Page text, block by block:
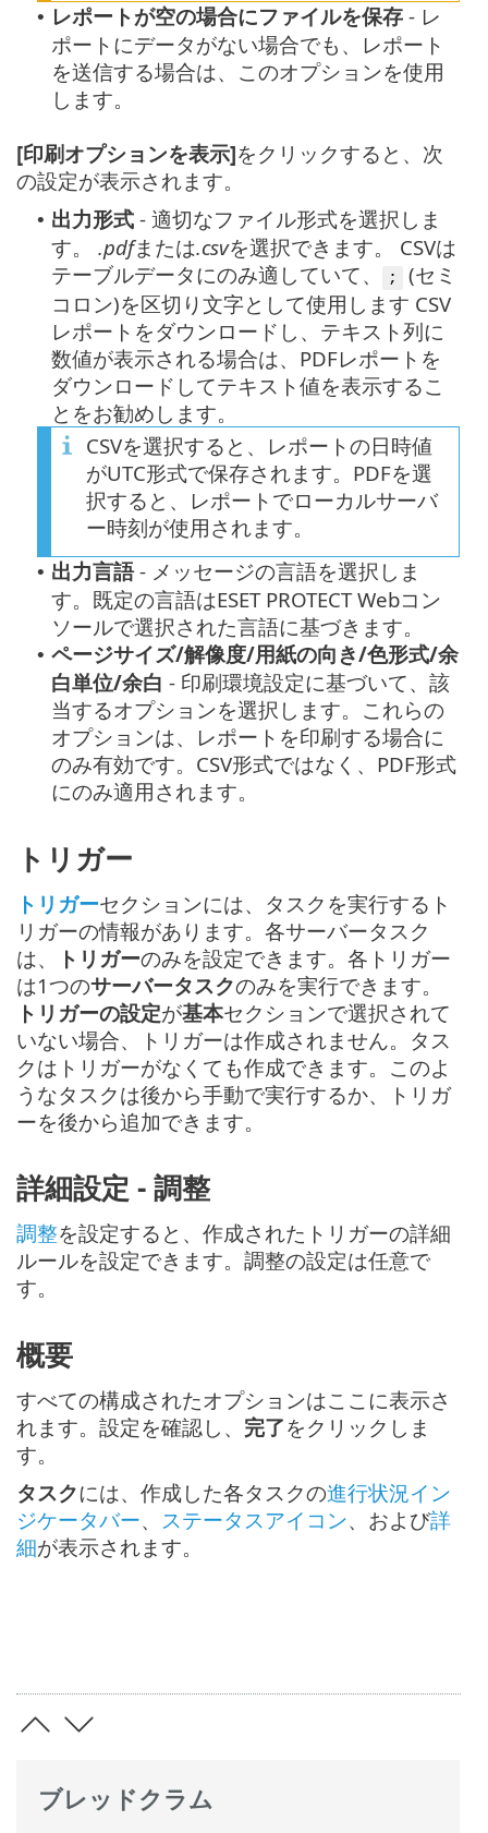
ブレッドクラム
• レポートが空の場合にファイルを保存 - レ
ポートにデータがない場合でも、レポート
を送信する場合は、このオプションを使用
します。
[印刷オプションを表示]をクリックすると、次
の設定が表示されます。
• 出力形式 - 適切なファイル形式を選択しま
す。 .pdfまたは.csvを選択できます。 CSVは
テーブルデータにのみ適していて、
;
(セミ
コロン)を区切り文字として使用します CSV
レポートをダウンロードし、テキスト列に
数値が表示される場合は、PDFレポートを
ダウンロードしてテキスト値を表示するこ
とをお勧めします。
CSVを選択すると、レポートの日時値
がUTC形式で保存されます。PDFを選
択すると、レポートでローカルサーバ
ー時刻が使用されます。
• 出力言語- メッセージの言語を選択しま
す。既定の言語はESET PROTECT Webコン
ソールで選択された言語に基づきます。
• ページサイズ/解像度/用紙の向き/色形式/余
白単位/余白 - 印刷環境設定に基づいて、該
当するオプションを選択します。これらの
オプションは、レポートを印刷する場合に
のみ有効です。CSV形式ではなく、PDF形式
にのみ適用されます。
トリガー
トリガーセクションには、タスクを実行するト
リガーの情報があります。各サーバータスク
は、
トリガーのみを設定できます。各トリガー
は1つのサーバータスクのみを実行できます。
トリガーの設定が基本セクションで選択されて
いない場合、トリガーは作成されません。タス
クはトリガーがなくても作成できます。このよ
うなタスクは後から手動で実行するか、トリガ
ーを後から追加できます。
詳細設定 - 調整
調整を設定すると、作成されたトリガーの詳細
ルールを設定できます。調整の設定は任意で
す。
概要
すべての構成されたオプションはここに表示さ
れます。設定を確認し、 完了をクリックしま
す。
タスクには、作成した各タスクの進行状況イン
ジケータバー、 ステータスアイコン、および詳
細が表示されます。